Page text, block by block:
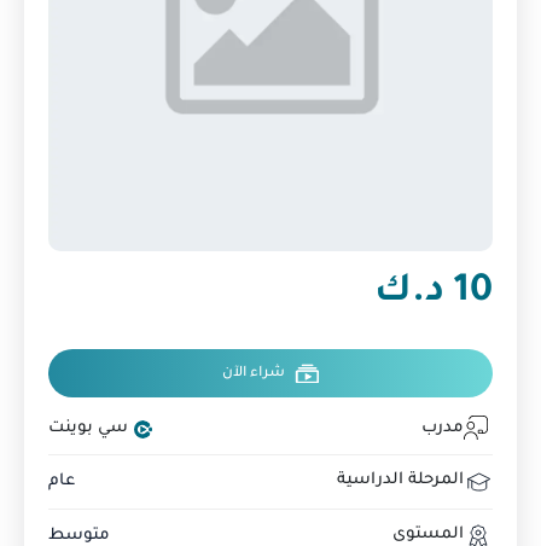
10 د.ك
شراء الآن
مدرب سي بوينت
المرحلة الدراسية عام
المستوى متوسط